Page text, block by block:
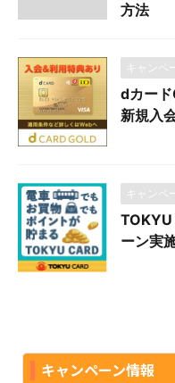
方法
キャンペ
dカー
新規入
キャンペ
ーン実
キャンペーン情報